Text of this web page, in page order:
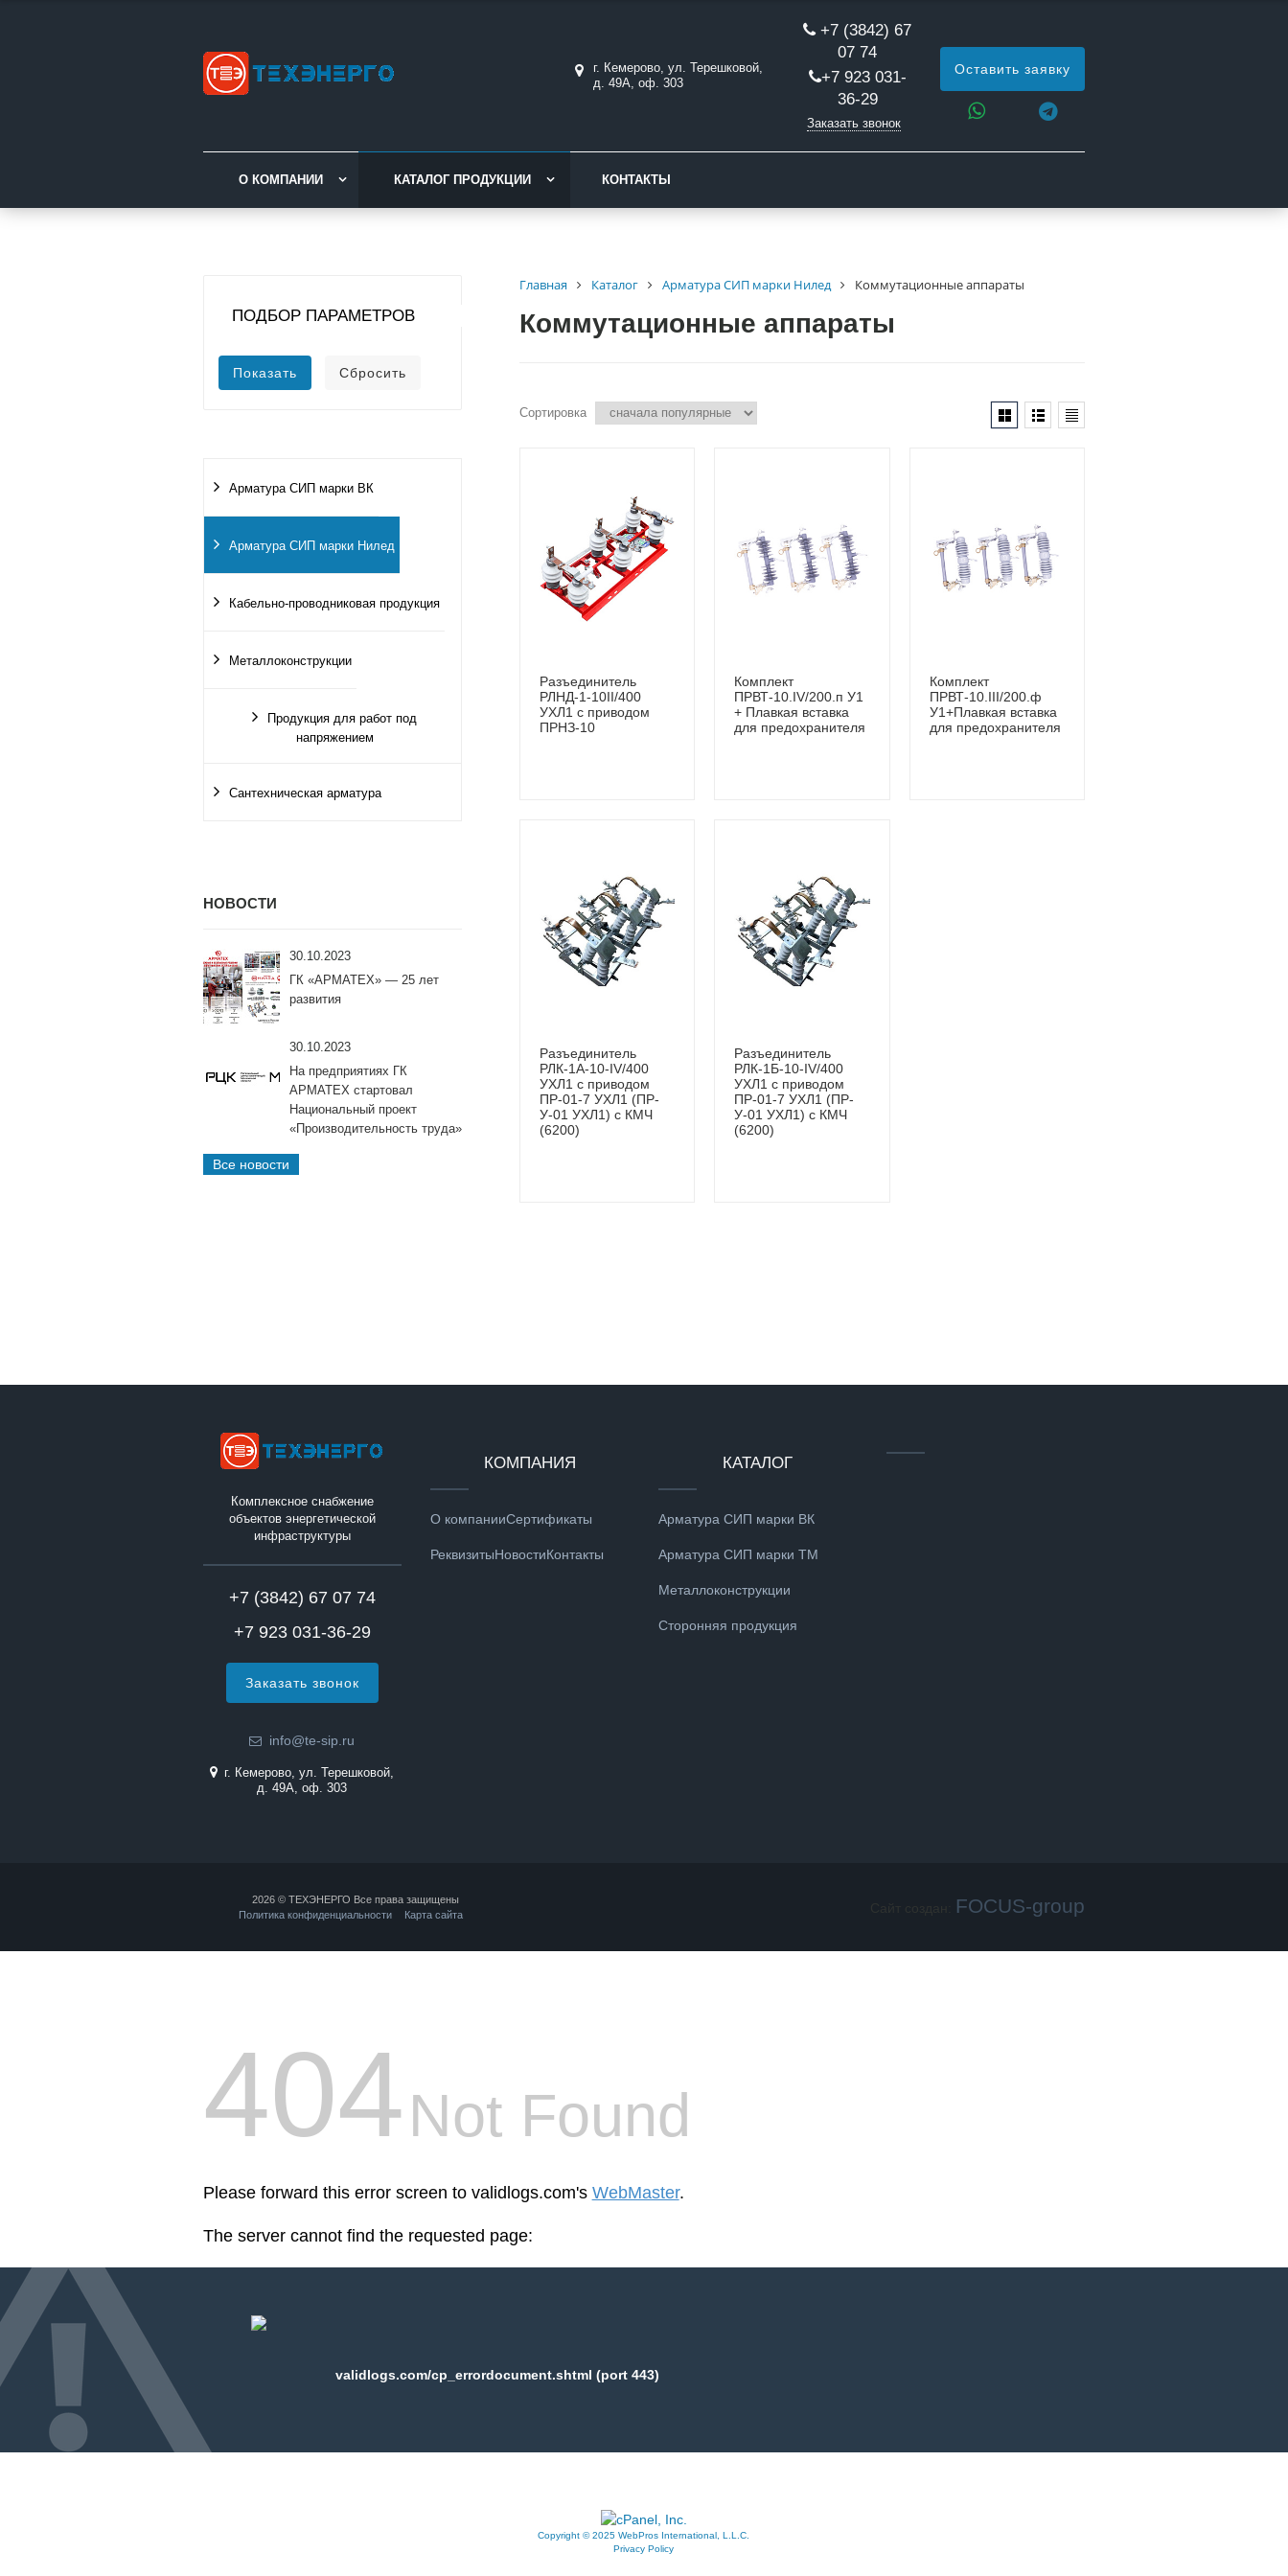
г. Кемерово, ул. Терешковой,
д. 49А, оф. 303
+7 (3842) 67
07 74
+7 923 031-
36-29
Заказать звонок
Оставить заявку
О КОМПАНИИ КАТАЛОГ ПРОДУКЦИИ КОНТАКТЫ
ПОДБОР ПАРАМЕТРОВ
Арматура СИП марки ВК
Арматура СИП марки Нилед
Кабельно-проводниковая продукция
Металлоконструкции
Продукция для работ под
напряжением
Сантехническая арматура
НОВОСТИ
30.10.2023
ГК «АРМАТЕХ» — 25 лет
развития
30.10.2023
На предприятиях ГК
АРМАТЕХ стартовал
Национальный проект
«Производительность труда»
Все новости
Главная Каталог Арматура СИП марки Нилед Коммутационные аппараты
Коммутационные аппараты
Сортировка
Разъединитель
РЛНД-1-10II/400
УХЛ1 с приводом
ПРНЗ-10
Комплект
ПРВТ-10.IV/200.п У1
+ Плавкая вставка
для предохранителя
Комплект
ПРВТ-10.III/200.ф
У1+Плавкая вставка
для предохранителя
Разъединитель
РЛК-1А-10-IV/400
УХЛ1 с приводом
ПР-01-7 УХЛ1 (ПР-
У-01 УХЛ1) с КМЧ
(6200)
Разъединитель
РЛК-1Б-10-IV/400
УХЛ1 с приводом
ПР-01-7 УХЛ1 (ПР-
У-01 УХЛ1) с КМЧ
(6200)
Комплексное снабжение
объектов энергетической
инфраструктуры
+7 (3842) 67 07 74
+7 923 031-36-29
Заказать звонок
info@te-sip.ru
г. Кемерово, ул. Терешковой,
д. 49А, оф. 303
КОМПАНИЯ
О компанииСертификаты
РеквизитыНовостиКонтакты
КАТАЛОГ
Арматура СИП марки ВК
Арматура СИП марки ТМ
Металлоконструкции
Сторонняя продукция
2026 © ТЕХЭНЕРГО Все права защищены
Политика конфиденциальности
Карта сайта FOCUS-group
404Not Found
Please forward this error screen to validlogs.com's WebMaster.
The server cannot find the requested page:
validlogs.com/cp_errordocument.shtml (port 443)
Copyright © 2025 WebPros International, L.L.C.
Privacy Policy